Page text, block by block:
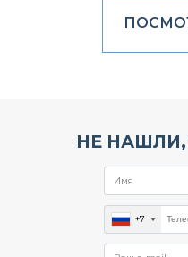
НЕ НАШЛИ,
+7